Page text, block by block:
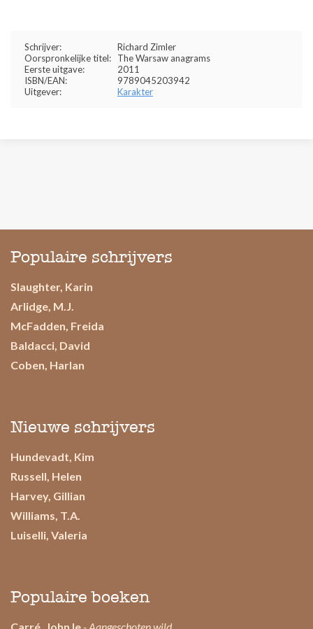
Schrijver:
Richard Zimler
Oorspronkelijke titel:
The Warsaw anagrams
Eerste uitgave:
2011
ISBN/EAN:
9789045203942
Uitgever:
Karakter
Populaire schrijvers
Slaughter, Karin
Arlidge, M.J.
McFadden, Freida
Baldacci, David
Coben, Harlan
Nieuwe schrijvers
Hundevadt, Kim
Russell, Helen
Harvey, Gillian
Williams, T.A.
Luiselli, Valeria
Populaire boeken
Carré, John le - Aangeschoten wild